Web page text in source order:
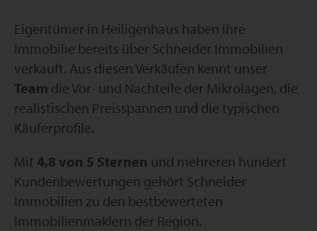
Eigentümer in Heiligenhaus haben ihre
Immobilie bereits über Schneider Immobilien
verkauft. Aus diesen Verkäufen kennt unser
Team die Vor- und Nachteile der Mikrolagen, die
realistischen Preisspannen und die typischen
Käuferprofile.
Mit 4,8 von 5 Sternen und mehreren hundert
Kundenbewertungen gehört Schneider
Immobilien zu den bestbewerteten
Immobilienmaklern der Region.